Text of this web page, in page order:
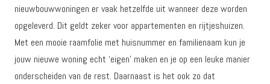
nieuwbouwwoningen er vaak hetzelfde uit wanneer deze worden
opgeleverd. Dit geldt zeker voor appartementen en rijtjeshuizen.
Met een mooie raamfolie met huisnummer en familienaam kun je
jouw nieuwe woning echt ‘eigen’ maken en je op een leuke manier
onderscheiden van de rest. Daarnaast is het ook zo dat